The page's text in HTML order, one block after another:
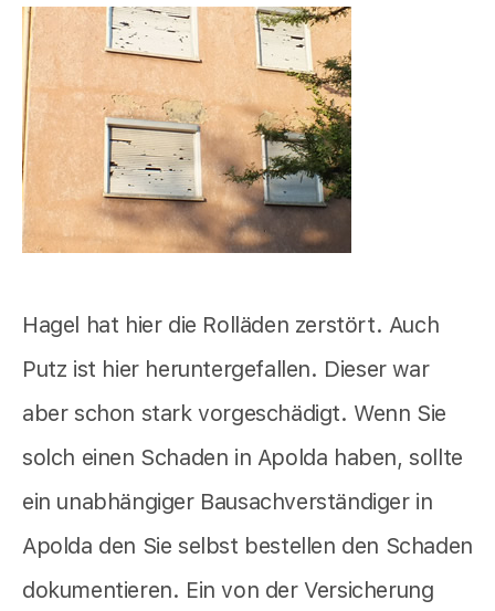
Hagel hat hier die Rolläden zerstört. Auch
Putz ist hier heruntergefallen. Dieser war
aber schon stark vorgeschädigt. Wenn Sie
solch einen Schaden in Apolda haben, sollte
ein unabhängiger Bausachverständiger in
Apolda den Sie selbst bestellen den Schaden
dokumentieren. Ein von der Versicherung